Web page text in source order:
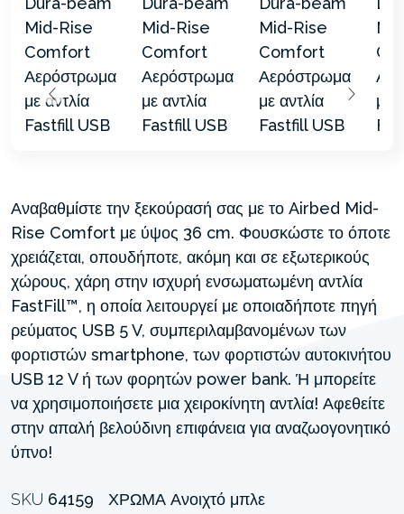
Αναβαθμίστε την ξεκούρασή σας με το Airbed Mid-
Rise Comfort με ύψος 36 cm. Φουσκώστε το όποτε
χρειάζεται, οπουδήποτε, ακόμη και σε εξωτερικούς
χώρους, χάρη στην ισχυρή ενσωματωμένη αντλία
FastFill™, η οποία λειτουργεί με οποιαδήποτε πηγή
ρεύματος USB 5 V, συμπεριλαμβανομένων των
φορτιστών smartphone, των φορτιστών αυτοκινήτου
USB 12 V ή των φορητών power bank. Ή μπορείτε
να χρησιμοποιήσετε μια χειροκίνητη αντλία! Αφεθείτε
στην απαλή βελούδινη επιφάνεια για αναζωογονητικό
ύπνο!
SKU 64159 ΧΡΏΜΑ Ανοιχτό μπλε